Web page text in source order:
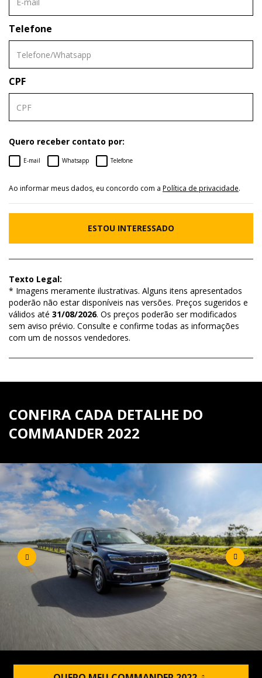
Telefone
CPF
Quero receber contato por:
E-mail Whatsapp Telefone
Ao informar meus dados, eu concordo com a Política de privacidade.
ESTOU INTERESSADO
Texto Legal:
* Imagens meramente ilustrativas. Alguns itens apresentados
poderão não estar disponíveis nas versões. Preços sugeridos e
válidos até 31/08/2026. Os preços poderão ser modificados
sem aviso prévio. Consulte e confirme todas as informações
com um de nossos vendedores.
CONFIRA CADA DETALHE DO
COMMANDER 2022